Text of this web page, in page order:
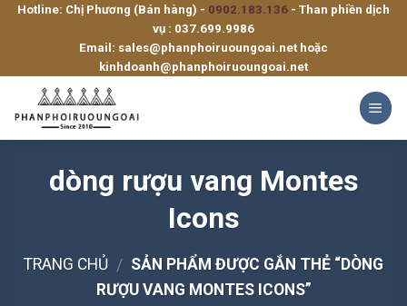
SkipHotline: Chị Phương (Bán hàng) - 0902.183.136 - Than phiền dịch
vụ : 037.699.9986
Email: sales@phanphoiruoungoai.net hoặc
kinhdoanh@phanphoiruoungoai.net
dòng rượu vang Montes
Icons
TRANG CHỦ / SẢN PHẨM ĐƯỢC GẮN THẺ “DÒNG
RƯỢU VANG MONTES ICONS”